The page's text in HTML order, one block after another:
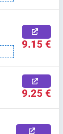
9.15 €
9.25 €